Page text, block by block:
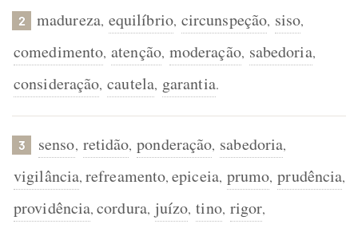
2 madureza, equilíbrio, circunspeção, siso,
comedimento, atenção, moderação, sabedoria,
consideração, cautela, garantia.
3 senso, retidão, ponderação, sabedoria,
vigilância, refreamento,epiceia, prumo, prudência,
providência,cordura, juízo, tino, rigor,